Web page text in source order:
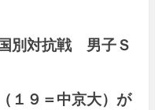
別対抗戦 男子Ｓ
１９＝中京大）が